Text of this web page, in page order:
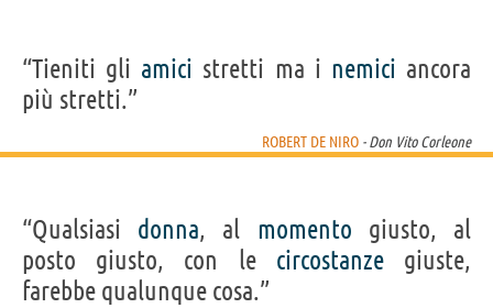
“Tieniti gli amici stretti ma i nemici ancora
più stretti.”
ROBERT DE NIRO - Don Vito Corleone
“Qualsiasi donna, al momento giusto, al
posto giusto, con le circostanzegiuste,
farebbe qualunque cosa.”